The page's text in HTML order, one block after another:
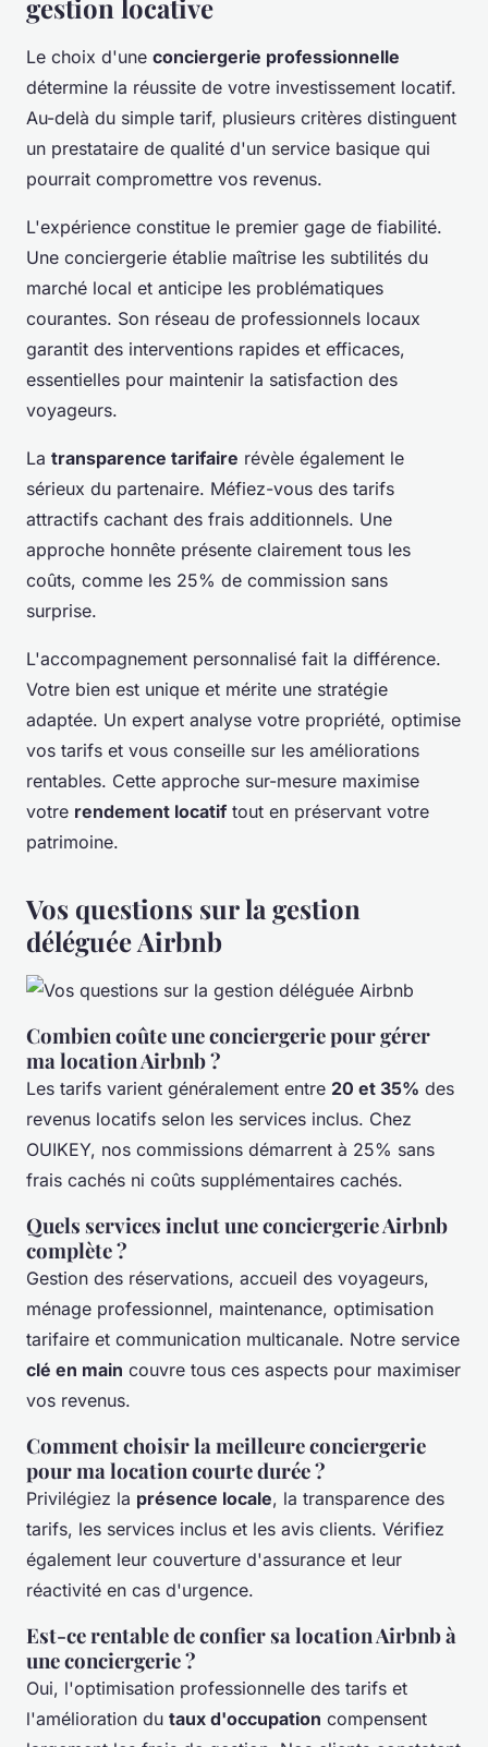
gestion locative
Le choix d'une conciergerie professionnelle
détermine la réussite de votre investissement locatif.
Au-delà du simple tarif, plusieurs critères distinguent
un prestataire de qualité d'un service basique qui
pourrait compromettre vos revenus.
L'expérience constitue le premier gage de fiabilité.
Une conciergerie établie maîtrise les subtilités du
marché local et anticipe les problématiques
courantes. Son réseau de professionnels locaux
garantit des interventions rapides et efficaces,
essentielles pour maintenir la satisfaction des
voyageurs.
La transparence tarifaire révèle également le
sérieux du partenaire. Méfiez-vous des tarifs
attractifs cachant des frais additionnels. Une
approche honnête présente clairement tous les
coûts, comme les 25% de commission sans
surprise.
L'accompagnement personnalisé fait la différence.
Votre bien est unique et mérite une stratégie
adaptée. Un expert analyse votre propriété, optimise
vos tarifs et vous conseille sur les améliorations
rentables. Cette approche sur-mesure maximise
votre rendement locatif tout en préservant votre
patrimoine.
Vos questions sur la gestion
déléguée Airbnb
Combien coûte une conciergerie pour gérer
ma location Airbnb ?
Les tarifs varient généralement entre 20 et 35% des
revenus locatifs selon les services inclus. Chez
OUIKEY, nos commissions démarrent à 25% sans
frais cachés ni coûts supplémentaires cachés.
Quels services inclut une conciergerie Airbnb
complète ?
Gestion des réservations, accueil des voyageurs,
ménage professionnel, maintenance, optimisation
tarifaire et communication multicanale. Notre service
clé en main couvre tous ces aspects pour maximiser
vos revenus.
Comment choisir la meilleure conciergerie
pour ma location courte durée ?
Privilégiez la présence locale, la transparence des
tarifs, les services inclus et les avis clients. Vérifiez
également leur couverture d'assurance et leur
réactivité en cas d'urgence.
Est-ce rentable de confier sa location Airbnb à
une conciergerie ?
Oui, l'optimisation professionnelle des tarifs et
l'amélioration du taux d'occupation compensent